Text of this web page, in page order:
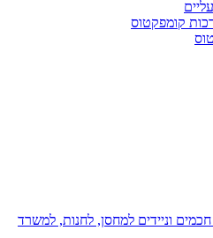
קומפקטוס
וניידים למחסן, לחנות, למשרד